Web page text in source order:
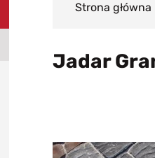
Strona główna
Jadar